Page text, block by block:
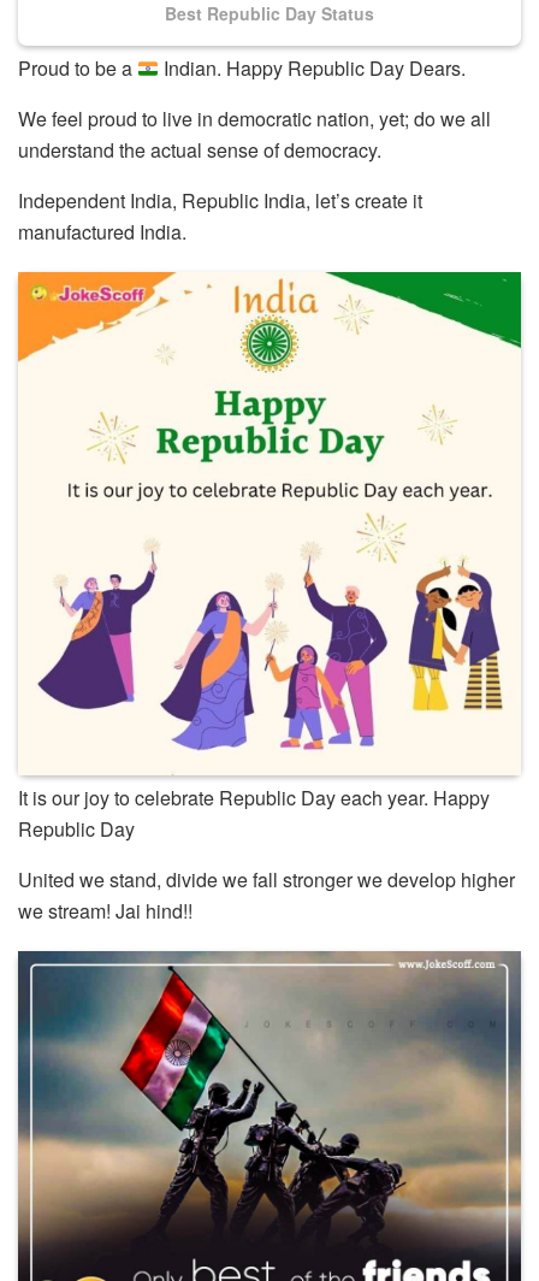
Best Republic Day Status
Proud to be a
Indian. Happy Republic Day Dears.
We feel proud to live in democratic nation, yet; do we all
understand the actual sense of democracy.
Independent India, Republic India, let’s create it
manufactured India.
It is our joy to celebrate Republic Day each year. Happy
Republic Day
United we stand, divide we fall stronger we develop higher
we stream! Jai hind!!